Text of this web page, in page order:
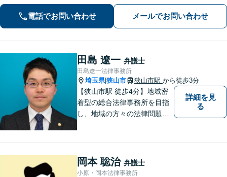
イス【インターネット】スピーディー
な対応で円滑な解決を目指します【桶
川駅6分】【オンライン相談OK】
電話でお問い合わせ メールでお問い合わせ
田島 遼一 弁護士
田島遼一法律事務所
埼玉県|狭山市 狭山市駅 から徒歩3分
【狭山市駅 徒歩4分】地域密
着型の総合法律事務所を目指
し、地域の方々の法律問題を
気軽にご相談ください。
詳細を見
る
岡本 聡治 弁護士
小原・岡本法律事務所